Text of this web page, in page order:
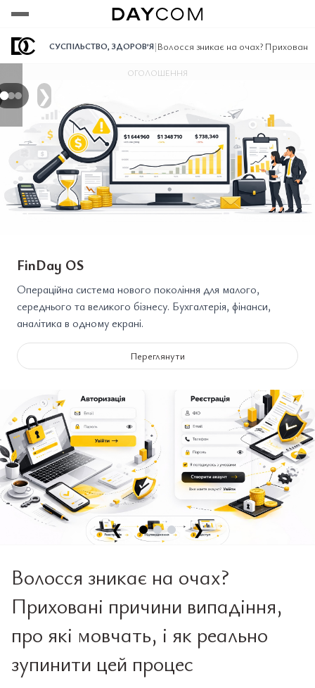
СУСПІЛЬСТВО, ЗДОРОВ’Я|Волосся зникає на очах? Приховані
❯
ОГОЛОШЕННЯ
FinDay OS
Операційна система нового покоління для малого,
середнього та великого бізнесу. Бухгалтерія, фінанси,
аналітика в одному екрані.
Переглянути
❮ ❯
Волосся зникає на очах?
Приховані причини випадіння,
про які мовчать, і як реально
зупинити цей процес